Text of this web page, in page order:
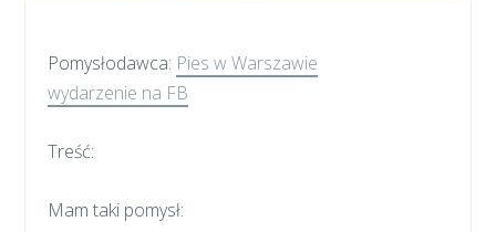
Pomysłodawca: Pies w Warszawie
wydarzenie na FB
Treść:
Mam taki pomysł: